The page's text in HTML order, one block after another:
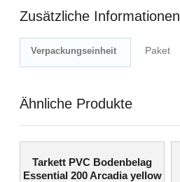
Zusätzliche Informationen
Verpackungseinheit Paket
Ähnliche Produkte
Tarkett PVC Bodenbelag
Essential 200 Arcadia yellow